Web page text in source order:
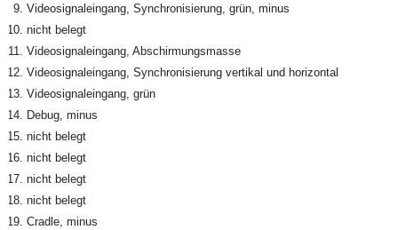
Videosignaleingang, Synchronisierung, grün, minus
nicht belegt
Videosignaleingang, Abschirmungsmasse
Videosignaleingang, Synchronisierung vertikal und horizontal
Videosignaleingang, grün
Debug, minus
nicht belegt
nicht belegt
nicht belegt
nicht belegt
Cradle, minus